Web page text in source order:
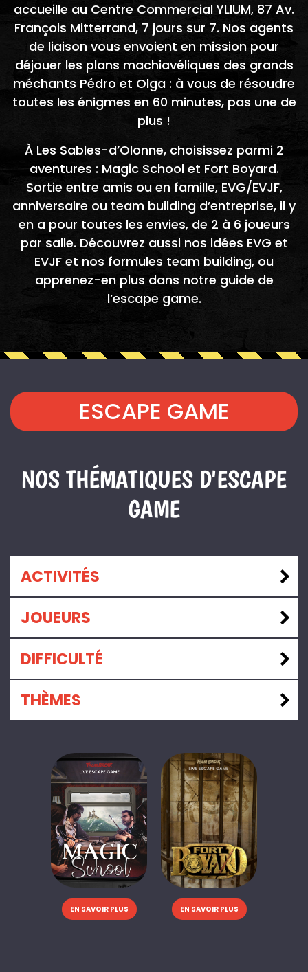
accueille au Centre Commercial YLIUM, 87 Av.
François Mitterrand, 7 jours sur 7. Nos agents
de liaison vous envoient en mission pour
déjouer les plans machiavéliques des grands
méchants Pédro et Olga : à vous de résoudre
toutes les énigmes en 60 minutes, pas une de
plus !
À Les Sables-d’Olonne, choisissez parmi 2
aventures : Magic School et Fort Boyard.
Sortie entre amis ou en famille, EVG/EVJF,
anniversaire ou team building d’entreprise, il y
en a pour toutes les envies, de 2 à 6 joueurs
par salle. Découvrez aussi nos idées EVG et
EVJF et nos formules team building, ou
apprenez-en plus dans notre guide de
l’escape game.
ESCAPE GAME
NOS THÉMATIQUES D'ESCAPE
GAME
ACTIVITÉS
JOUEURS
DIFFICULTÉ
THÈMES
EN SAVOIR PLUS EN SAVOIR PLUS